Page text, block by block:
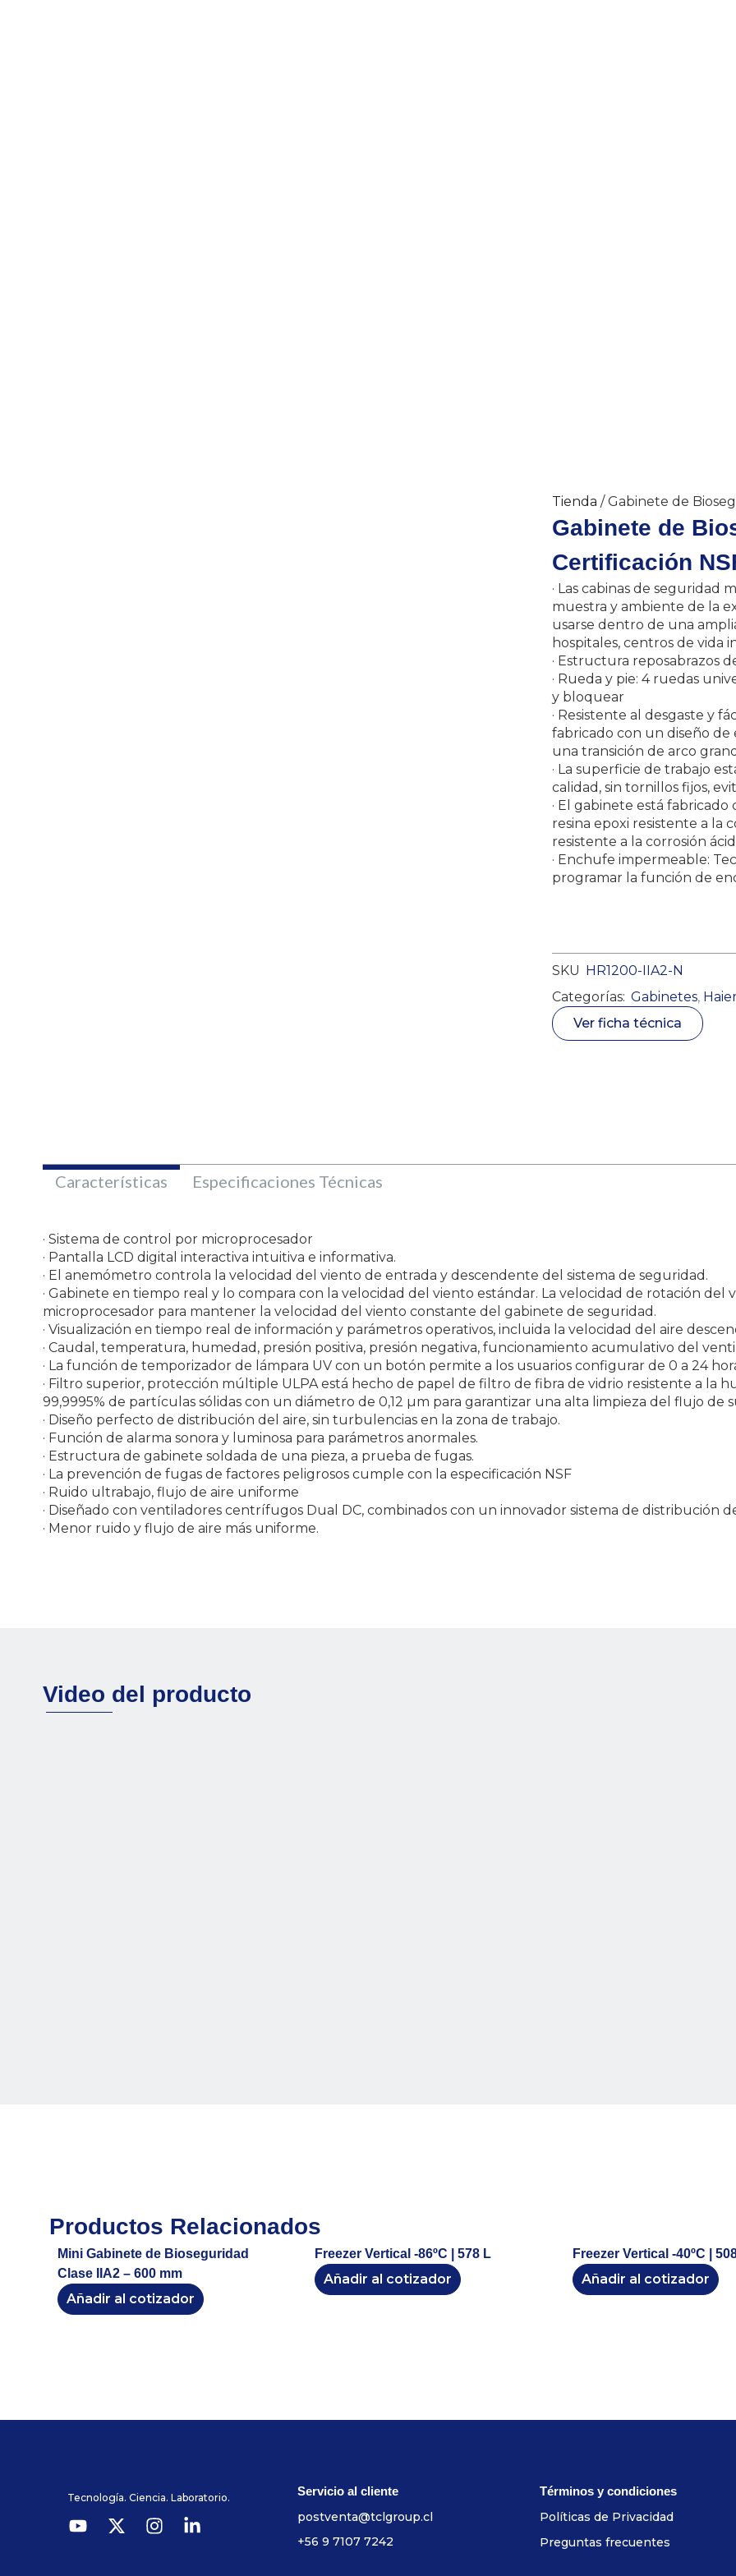
Tienda / Gabinete de
Gabinete de
Certificación
· Las cabinas de seguridad
muestra y ambiente de la
usarse dentro de una
hospitales, centros de vida
· Estructura reposabrazos
· Rueda y pie: 4 ruedas
y bloquear
· Resistente al desgaste y
fabricado con un diseño de
una transición de arco
· La superficie de trabajo
calidad, sin tornillos fijos,
· El gabinete está
resina epoxi resistente a la
resistente a la corrosión
· Enchufe impermeable:
programar la función de
SKU HR1200-IIA2-N
Categorías: Gabinetes,
Ver ficha técnica
Características Especificaciones Técnicas
· Sistema de control por microprocesador
· Pantalla LCD digital interactiva intuitiva e informativa.
· El anemómetro controla la velocidad del viento de entrada y descendente del sistema de seguridad.
· Gabinete en tiempo real y lo compara con la velocidad del viento estándar. La velocidad de rotación del
microprocesador para mantener la velocidad del viento constante del gabinete de seguridad.
· Visualización en tiempo real de información y parámetros operativos, incluida la velocidad del aire
· Caudal, temperatura, humedad, presión positiva, presión negativa, funcionamiento acumulativo del
· La función de temporizador de lámpara UV con un botón permite a los usuarios configurar de 0 a 24
· Filtro superior, protección múltiple ULPA está hecho de papel de filtro de fibra de vidrio resistente a la
99,9995% de partículas sólidas con un diámetro de 0,12 µm para garantizar una alta limpieza del flujo de
· Diseño perfecto de distribución del aire, sin turbulencias en la zona de trabajo.
· Función de alarma sonora y luminosa para parámetros anormales.
· Estructura de gabinete soldada de una pieza, a prueba de fugas.
· La prevención de fugas de factores peligrosos cumple con la especificación NSF
· Ruido ultrabajo, flujo de aire uniforme
· Diseñado con ventiladores centrífugos Dual DC, combinados con un innovador sistema de distribución
· Menor ruido y flujo de aire más uniforme.
Video del producto
Productos Relacionados
Mini Gabinete de Bioseguridad
Clase IIA2 – 600 mm
Añadir al cotizador
Freezer Vertical -86ºC | 578 L
Añadir al cotizador
Freezer Vertical -40ºC |
Añadir al cotizador
Tecnología. Ciencia. Laboratorio. Servicio al cliente
postventa@tclgroup.cl
+56 9 7107 7242
Términos y condiciones
Políticas de Privacidad
Preguntas frecuentes